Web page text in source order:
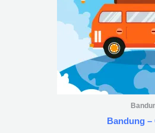
Bandung –